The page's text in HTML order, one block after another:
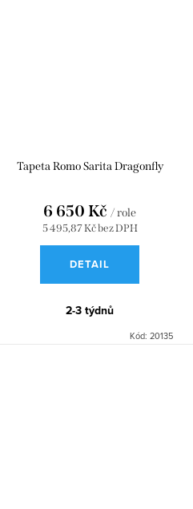
Tapeta Romo Sarita Dragonfly
5 495,87 Kč bez DPH
6 650 Kč / role
DETAIL
2-3 týdnů
Kód: 20135